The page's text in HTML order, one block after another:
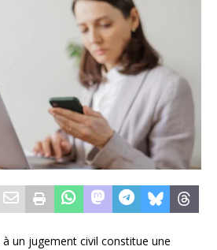
à un jugement civil constitue une